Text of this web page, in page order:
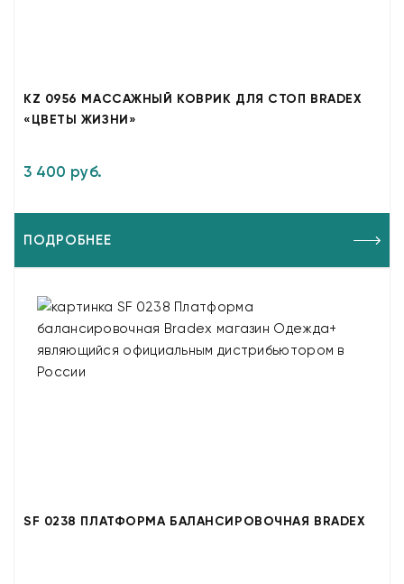
KZ 0956 МАССАЖНЫЙ КОВРИК ДЛЯ СТОП BRADEX
«ЦВЕТЫ ЖИЗНИ»
3 400 руб.
ПОДРОБНЕЕ
SF 0238 ПЛАТФОРМА БАЛАНСИРОВОЧНАЯ BRADEX